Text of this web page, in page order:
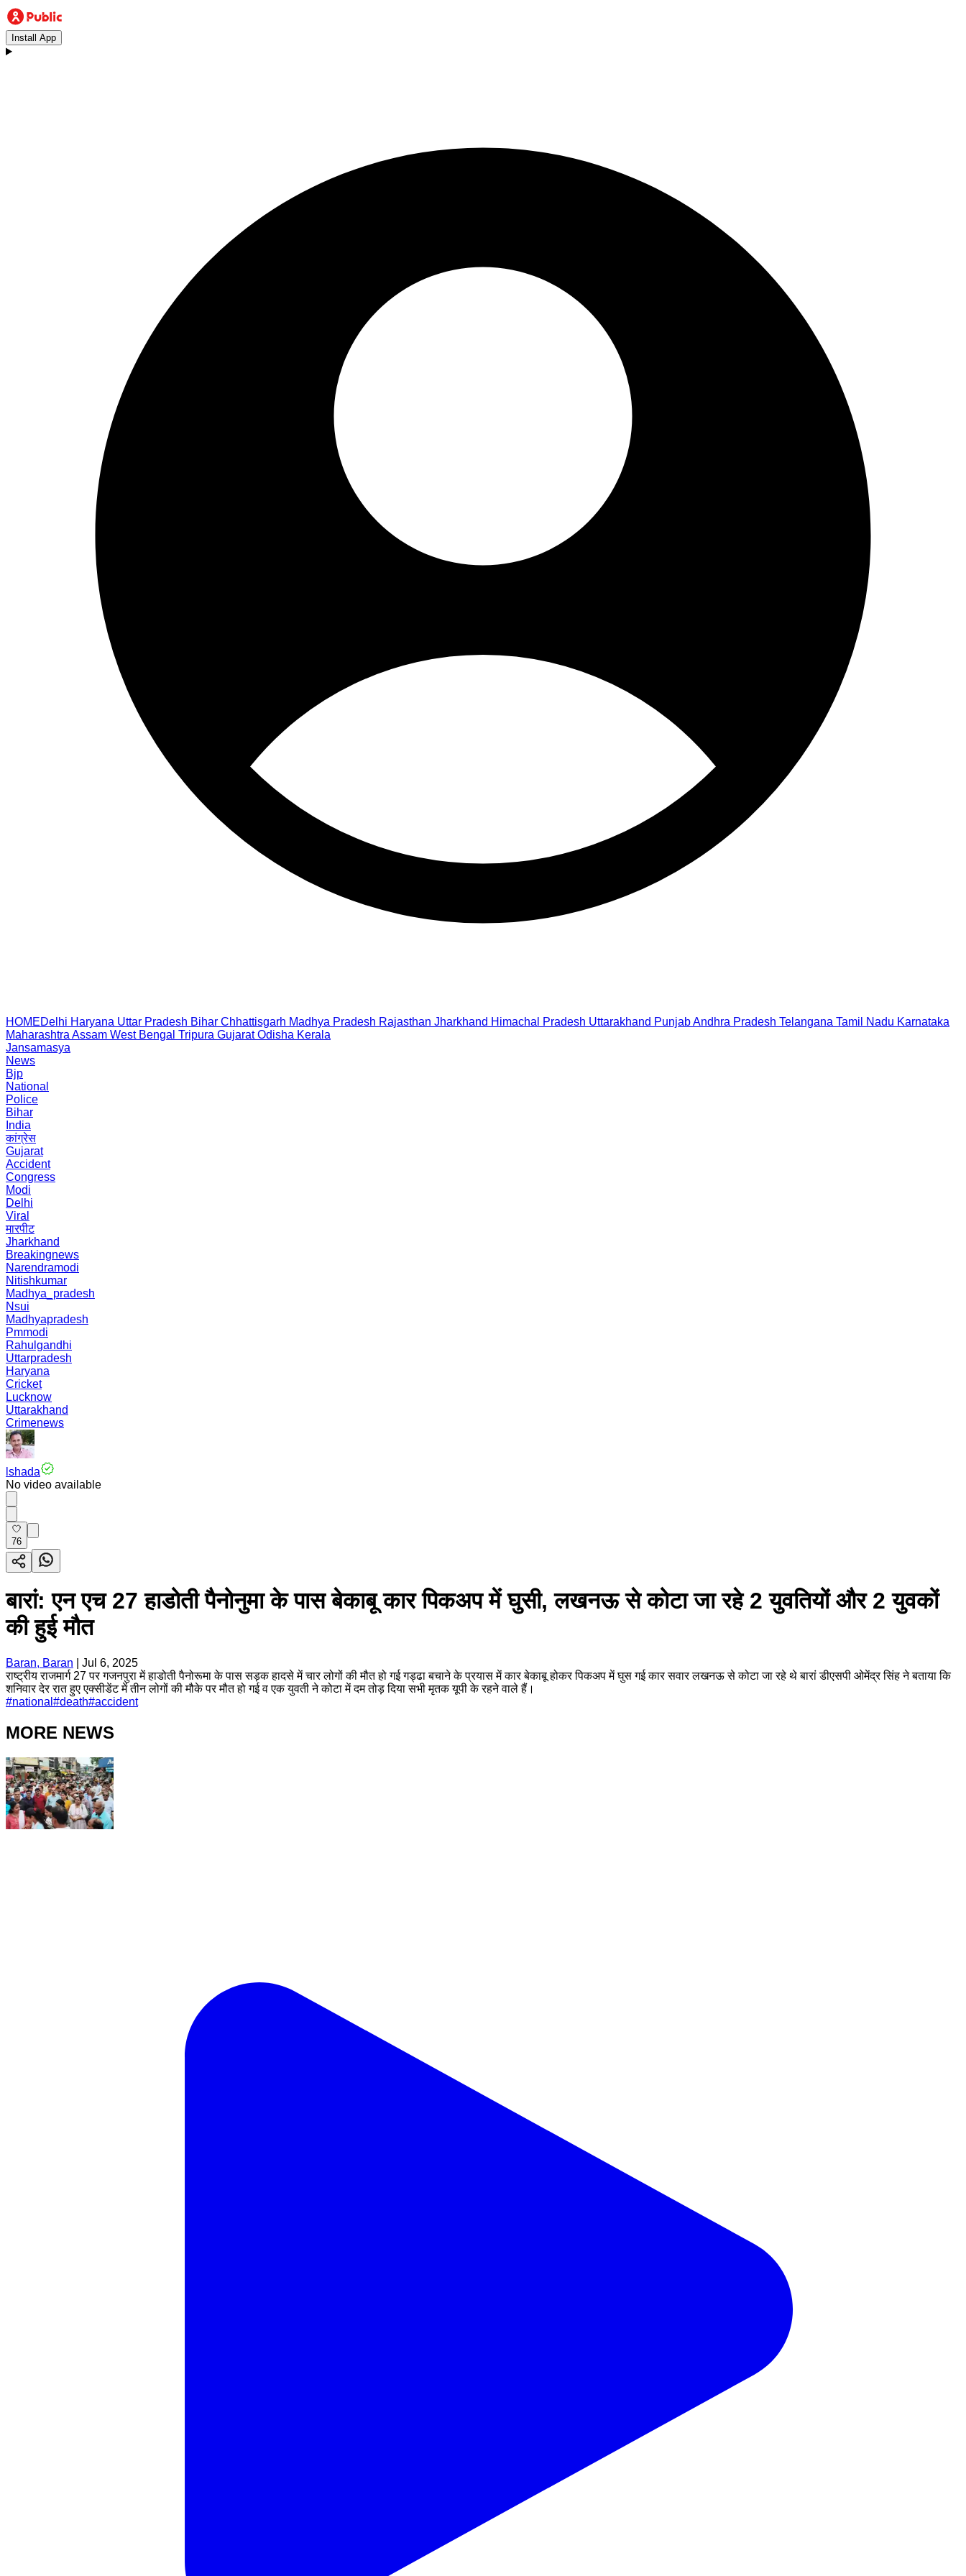
Install App
HOMEDelhi Haryana Uttar Pradesh Bihar Chhattisgarh Madhya Pradesh Rajasthan Jharkhand Himachal Pradesh Uttarakhand PunjabAndhra Pradesh Telangana Tamil Nadu Karnataka
Maharashtra Assam West Bengal Tripura Gujarat Odisha Kerala
Jansamasya
News
Bjp
National
Police
Bihar
India
कांग्रेस
Gujarat
Accident
Congress
Modi
Delhi
Viral
मारपीट
Jharkhand
Breakingnews
Narendramodi
Nitishkumar
Madhya_pradesh
Nsui
Madhyapradesh
Pmmodi
Rahulgandhi
Uttarpradesh
Haryana
Cricket
Lucknow
Uttarakhand
Crimenews
lshada
No video available
76
बारां: एन एच 27 हाडोती पैनोनुमा के पास बेकाबू कार पिकअप में घुसी, लखनऊ से कोटा जा रहे 2 युवतियों और 2 युवकों
की हुई मौत
Baran, Baran
Jul 6, 2025
राष्ट्रीय राजमार्ग 27 पर गजनपुरा में हाडोती पैनोरूमा के पास सड़क हादसे में चार लोगों की मौत हो गई गड्ढा बचाने के प्रयास में कार बेकाबू होकर पिकअप में घुस गई कार सवार लखनऊ से कोटा जा रहे थे बारां डीएसपी ओमेंद्र सिंह ने बताया कि
शनिवार देर रात हुए एक्सीडेंट में तीन लोगों की मौके पर मौत हो गई व एक युवती ने कोटा में दम तोड़ दिया सभी मृतक यूपी के रहने वाले हैं।
#national #death#accident
MORE NEWS